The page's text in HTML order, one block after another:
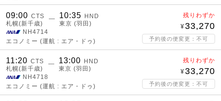
09:00 CTS
札幌(新千歳)
― 10:35
HND
東京 (羽田)
NH4714
エコノミー (運航 : エア・ドゥ)
残りわずか
33,270
予約後の便変更：不可
11:20 CTS
札幌(新千歳)
― 13:00
HND
東京 (羽田)
NH4718
エコノミー (運航 : エア・ドゥ)
残りわずか
33,270
予約後の便変更：不可